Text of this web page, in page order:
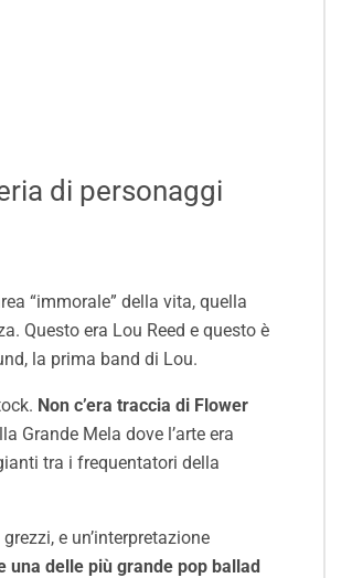
di personaggi
“immorale” della vita, quella
Questo era Lou Reed e questo è
la prima band di Lou.
Non c’era traccia di Flower
Grande Mela dove l’arte era
tra i frequentatori della
e un’interpretazione
una delle più grande pop ballad